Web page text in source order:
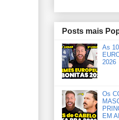
Posts mais
As
2026
Os
EM